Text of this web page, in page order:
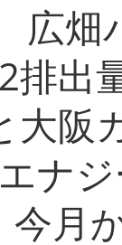
畑
出
阪
ナ
今月